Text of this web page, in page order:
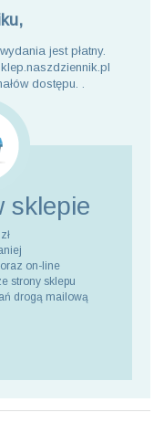
jest płatny.
dostępu. .
sklepie
on-line
strony sklepu
drogą mailową